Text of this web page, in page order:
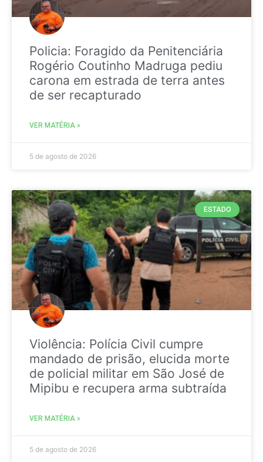
Policia: Foragido da Penitenciária
Rogério Coutinho Madruga pediu
carona em estrada de terra antes
de ser recapturado
VER MATÉRIA »
5 de agosto de 2026
ESTADO
Violência: Polícia Civil cumpre
mandado de prisão, elucida morte
de policial militar em São José de
Mipibu e recupera arma subtraída
VER MATÉRIA »
5 de agosto de 2026